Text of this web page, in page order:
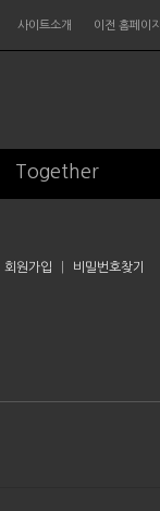
사이트소개 이전 홈페이지
Together
회원가입 비밀번호찾기